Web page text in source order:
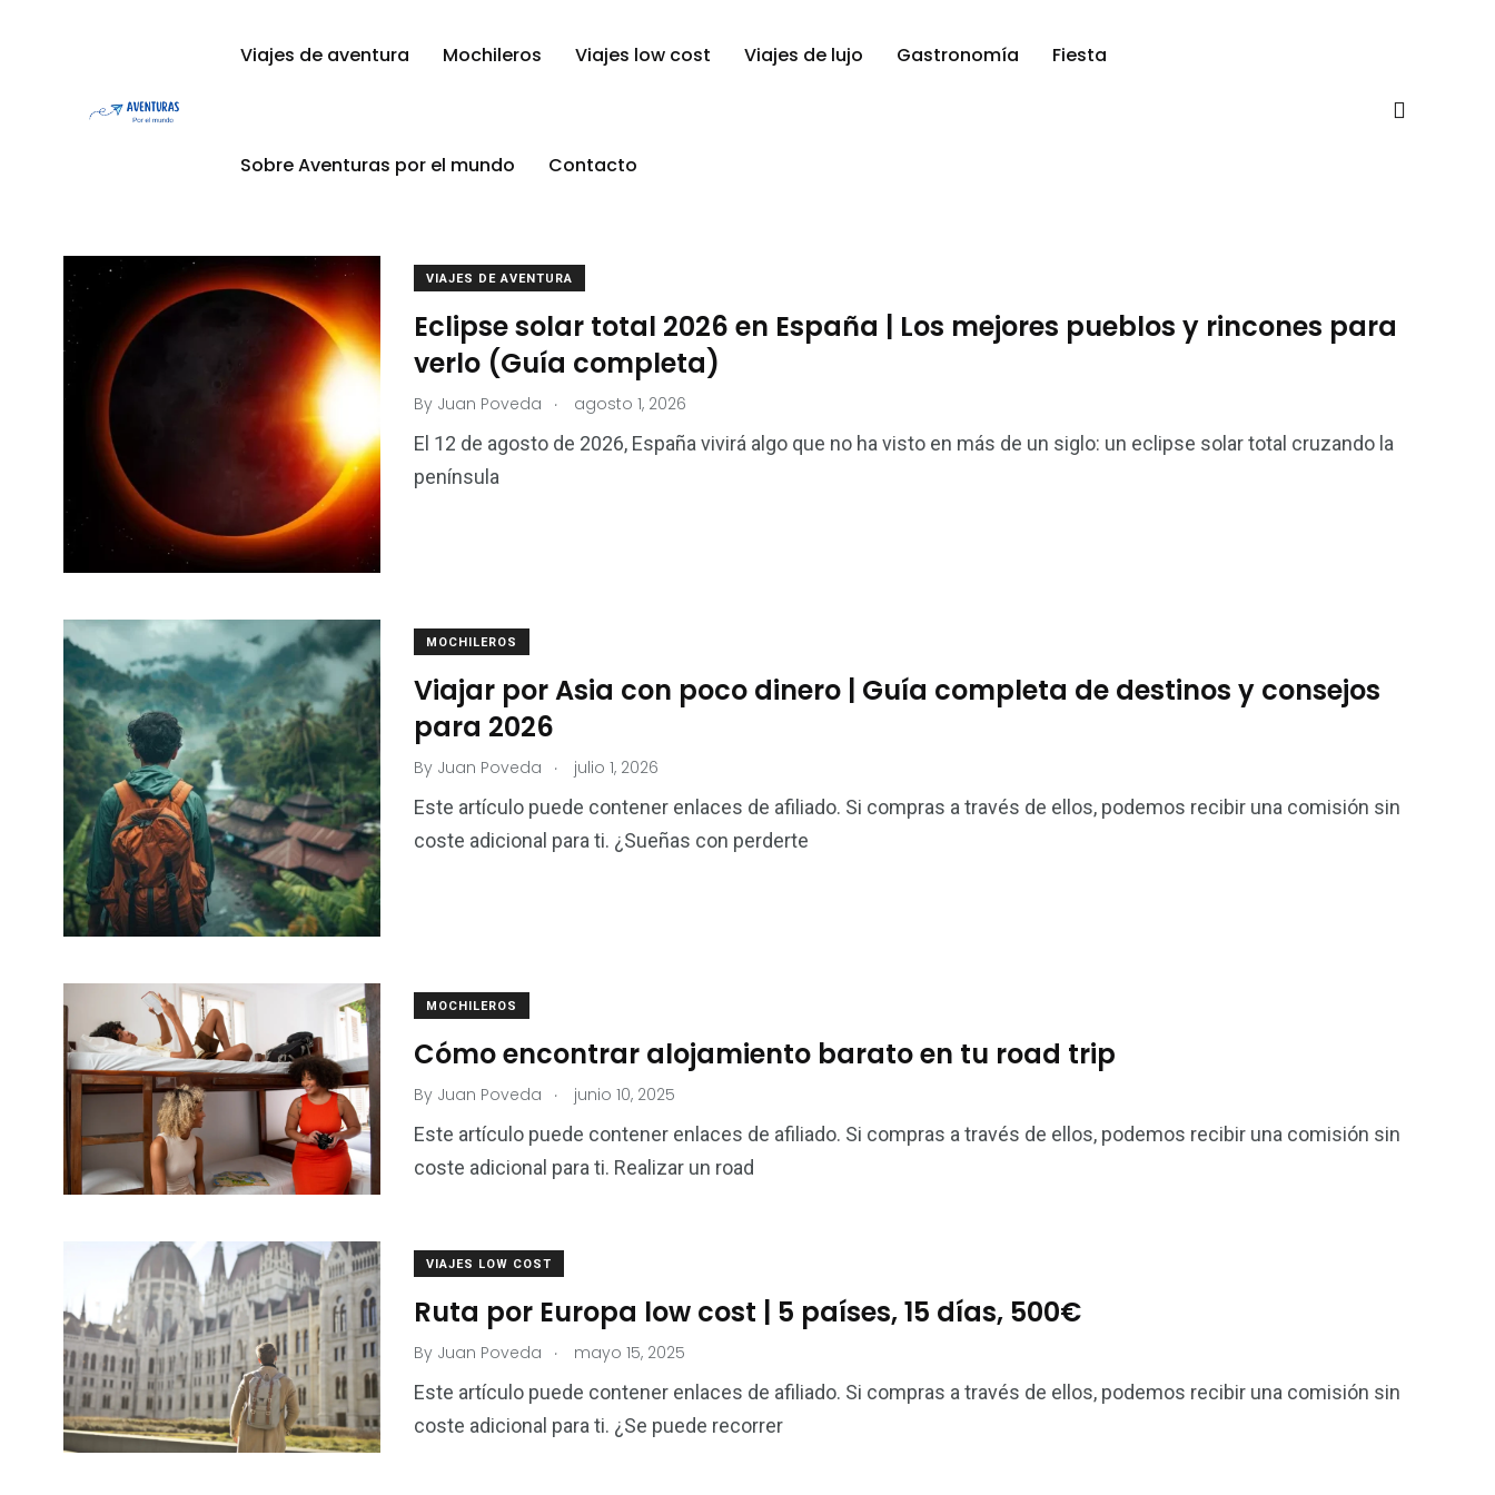
Viajes de aventura Mochileros Viajes low cost Viajes de lujo Gastronomía Fiesta
Sobre Aventuras por el mundo Contacto
Alojamiento Barato
VIAJES DE AVENTURA
Eclipse solar total 2026 en España | Los mejores pueblos y rincones para
verlo (Guía completa)
By Juan Poveda . agosto 1, 2026
El 12 de agosto de 2026, España vivirá algo que no ha visto en más de un siglo: un eclipse solar total cruzando la
península
MOCHILEROS
Viajar por Asia con poco dinero | Guía completa de destinos y consejos
para 2026
By Juan Poveda . julio 1, 2026
Este artículo puede contener enlaces de afiliado. Si compras a través de ellos, podemos recibir una comisión sin
coste adicional para ti. ¿Sueñas con perderte
MOCHILEROS
Cómo encontrar alojamiento barato en tu road trip
By Juan Poveda . junio 10, 2025
Este artículo puede contener enlaces de afiliado. Si compras a través de ellos, podemos recibir una comisión sin
coste adicional para ti. Realizar un road
VIAJES LOW COST
Ruta por Europa low cost | 5 países, 15 días, 500€
By Juan Poveda . mayo 15, 2025
Este artículo puede contener enlaces de afiliado. Si compras a través de ellos, podemos recibir una comisión sin
coste adicional para ti. ¿Se puede recorrer